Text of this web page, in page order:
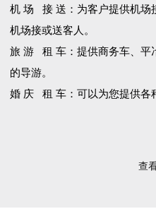
机 场 接 送：为客户提供机场
机场接或送客人。
旅 游 租 车：提供商务车、平
的导游。
婚 庆 租 车：可以为您提供各
查